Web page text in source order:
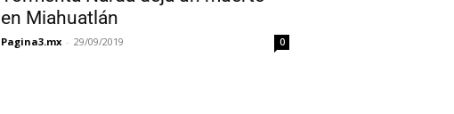
en Miahuatlán
Pagina3.mx - 29/09/2019 0